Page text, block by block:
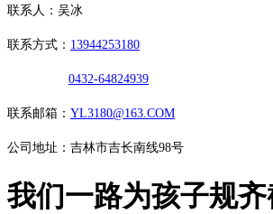
联系人：吴冰
联系方式： 13944253180
0432-64824939
联系邮箱： YL3180@163.COM
公司地址：吉林市吉长南线98号
我们一路为孩子规